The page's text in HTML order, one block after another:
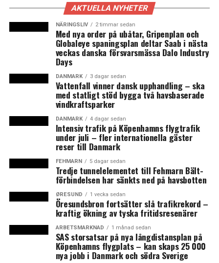
pengar på Max IV. Det är första gången som danska
regioner satsar pengar på forskning utanför sin egen
region. Det har ett stort symbolvärde och betyder
mycket för det dansk-svenska samarbetet, säger Max
IV:s vd Christoph Quitmann till nyhetstjänsten Rapidus.
För de danska aktörerna betyder satsningen att de får
ett strålningsrör och två tillhörande
experimentstationer som särskilt passar den forskning
de bedriver. De får också tillgång till viss tid vid
forskningsanläggningen utan att behöva ansöka om den
i konkurrens med andra.
de danska universiteten, Max IV och Lunds universitet.
Strålröret, som får namnet Danmax, blir Max IV:s
fjortonde. Av de tidigare 13 strålrören har även Estland
och Finland gemensamt stått för finansieringen av ett.
(News Øresund – Anna Palmehag)
Billig krona lockar danskar att julhandla i Skåne
AKTUELLA NYHETER
NÄRINGSLIV 2 timmar sedan
Med nya order på ubåtar, Gripenplan och
Globaleye spaningsplan deltar Saab i nästa
veckas danska försvarsmässa Dalo Industry
Days
DANMARK 3 dagar sedan
Vattenfall vinner dansk upphandling – ska
med statligt stöd bygga två havsbaserade
vindkraftsparker
DANMARK 4 dagar sedan
Intensiv trafik på Köpenhamns flygtrafik
under juli – fler internationella gäster
reser till Danmark
FEHMARN 5 dagar sedan
Tredje tunnelelementet till Fehmarn Bält-
förbindelsen har sänkts ned på havsbotten
ØRESUND 1 vecka sedan
Öresundsbron fortsätter slå trafikrekord –
kraftig ökning av tyska fritidsresenärer
ARBETSMARKNAD 1 månad sedan
SAS storsatsar på nya långdistansplan på
Köpenhamns flygplats – kan skaps 25 000
nya jobb i Danmark och södra Sverige